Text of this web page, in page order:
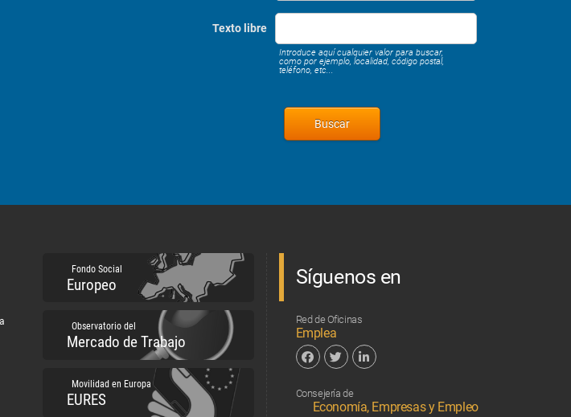
Texto libre
Introduce aquí cualquier valor para buscar,
como por ejemplo, localidad, código postal,
teléfono, etc...
Fondo Social
Europeo
Observatorio del
Mercado de Trabajo
Movilidad en Europa
EURES
Síguenos en
Red de Oficinas
Emplea
Consejería de
Economía, Empresas y Empleo